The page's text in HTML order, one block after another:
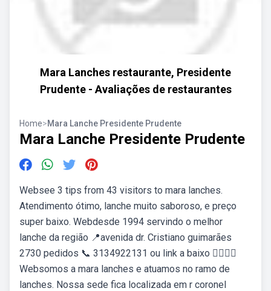
Mara Lanches restaurante, Presidente
Prudente - Avaliações de restaurantes
Home>Mara Lanche Presidente Prudente
Mara Lanche Presidente Prudente
Websee 3 tips from 43 visitors to mara lanches.
Atendimento ótimo, lanche muito saboroso, e preço
super baixo. Webdesde 1994 servindo o melhor
lanche da região 📍avenida dr. Cristiano guimarães
2730 pedidos 📞 3134922131 ou link a baixo 👇🏽👇🏽
Websomos a mara lanches e atuamos no ramo de
lanches. Nossa sede fica localizada em r coronel